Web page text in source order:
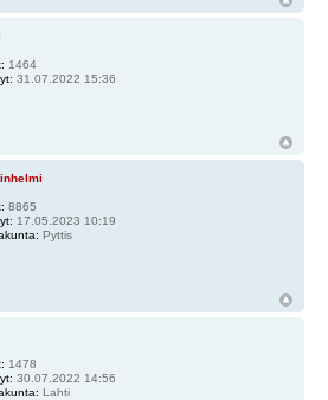
1464
31.07.2022 15:36
8865
17.05.2023 10:19
Pyttis
1478
30.07.2022 14:56
Lahti